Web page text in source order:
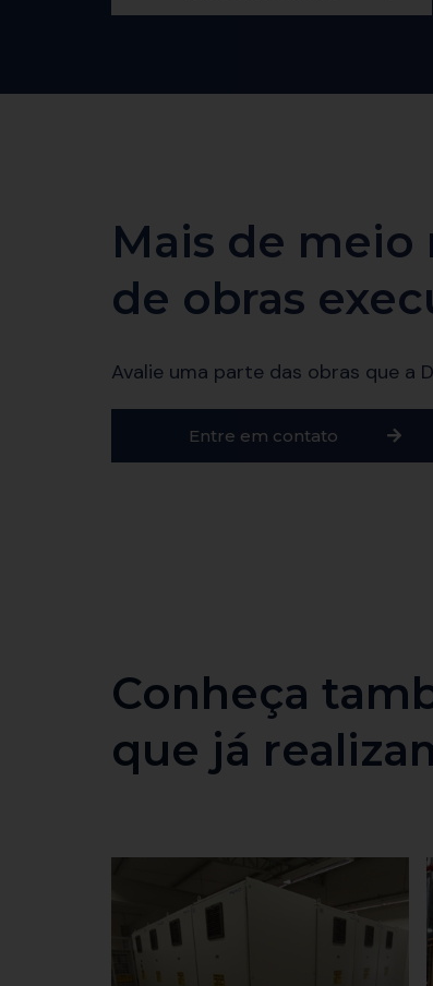
Mais de meio
de obras
Avalie uma parte das obras que a
Entre em contato
Conheça
que já